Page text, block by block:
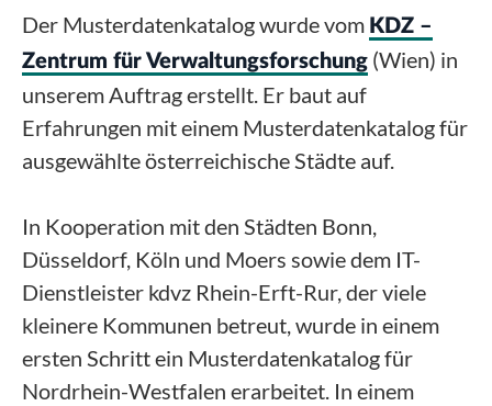
Der Musterdatenkatalog wurde vom KDZ –
Zentrum für Verwaltungsforschung (Wien) in
unserem Auftrag erstellt. Er baut auf
Erfahrungen mit einem Musterdatenkatalog für
ausgewählte österreichische Städte auf.
In Kooperation mit den Städten Bonn,
Düsseldorf, Köln und Moers sowie dem IT-
Dienstleister kdvz Rhein-Erft-Rur, der viele
kleinere Kommunen betreut, wurde in einem
ersten Schritt ein Musterdatenkatalog für
Nordrhein-Westfalen erarbeitet. In einem